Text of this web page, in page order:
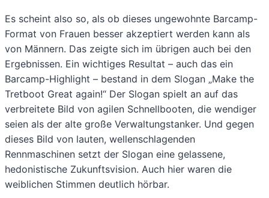
Es scheint also so, als ob dieses ungewohnte Barcamp-
Format von Frauen besser akzeptiert werden kann als
von Männern. Das zeigte sich im übrigen auch bei den
Ergebnissen. Ein wichtiges Resultat – auch das ein
Barcamp-Highlight – bestand in dem Slogan „Make the
Tretboot Great again!“ Der Slogan spielt an auf das
verbreitete Bild von agilen Schnellbooten, die wendiger
seien als der alte große Verwaltungstanker. Und gegen
dieses Bild von lauten, wellenschlagenden
Rennmaschinen setzt der Slogan eine gelassene,
hedonistische Zukunftsvision. Auch hier waren die
weiblichen Stimmen deutlich hörbar.